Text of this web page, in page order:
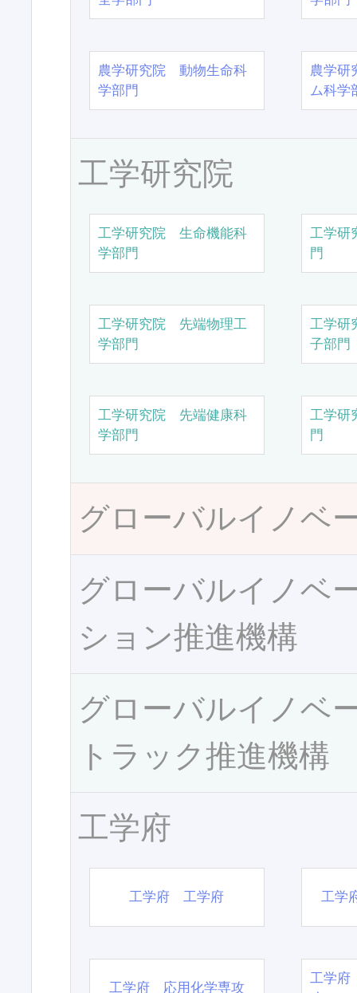
農学研究院 動物生命科
学部門
農学
ム科学
工学研究院
工学研究院 生命機能科
学部門
工学研
門
工学研究院 先端物理工
学部門
工学研
子部門
工学研究院 先端健康科
学部門
工学研
門
グローバルイノベ
グローバルイノベ
ション推進機構
グローバルイノベ
トラック推進機構
工学府
工学府 工学府 工学
工学府 応用化学専攻
工学府